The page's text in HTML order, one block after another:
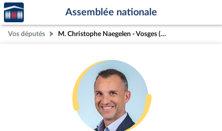
Aller au contenu
Aller en bas de la page
Accèder
à la
page
d'accueil
Assemblée nationale
Vos députés M. Christophe Naegelen - Vosges (3e circonscription)